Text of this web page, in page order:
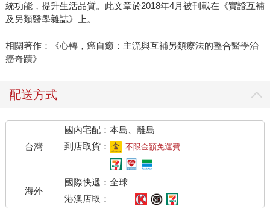
統功能，提升生活品質。此文章於2018年4月被刊載在《實證互補
及另類醫學雜誌》上。
相關著作：《心轉，癌自癒：主流與互補另類療法的整合醫學治
癌奇蹟》
配送方式
台灣
國內宅配：本島、離島
到店取貨：
不限金額免運費
海外
國際快遞：全球
港澳店取：